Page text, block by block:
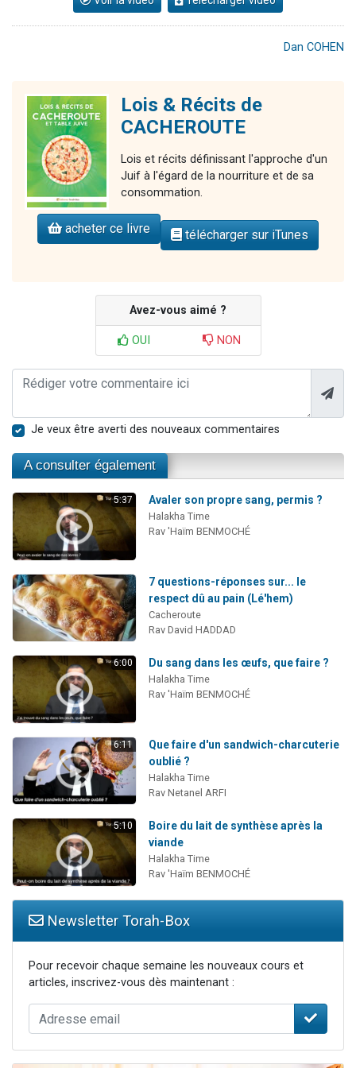
Dan COHEN
Lois & Récits de
CACHEROUTE
Lois et récits définissant l'approche d'un
Juif à l'égard de la nourriture et de sa
consommation.
acheter ce livre télécharger sur iTunes
Avez-vous aimé ?
OUI NON
Je veux être averti des nouveaux commentaires
A consulter également
5:37 Avaler son propre sang, permis ?
Halakha Time
Rav 'Haïm BENMOCHÉ
7 questions-réponses sur... le
respect dû au pain (Lé'hem)
Cacheroute
Rav David HADDAD
6:00 Du sang dans les œufs, que faire ?
Halakha Time
Rav 'Haïm BENMOCHÉ
6:11
Que faire d'un sandwich-charcuterie
oublié ?
Halakha Time
Rav Netanel ARFI
5:10
Boire du lait de synthèse après la
viande
Halakha Time
Rav 'Haïm BENMOCHÉ
Newsletter Torah-Box
Pour recevoir chaque semaine les nouveaux cours et
articles, inscrivez-vous dès maintenant :